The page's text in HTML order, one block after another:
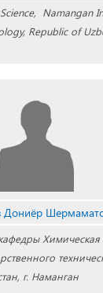
Namangan
Republic of
Дониёр
Химическая
г. Наманган